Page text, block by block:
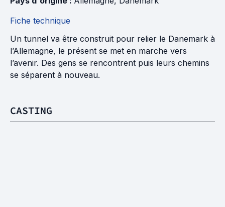
Fiche technique
Un tunnel va être construit pour relier le Danemark à
l’Allemagne, le présent se met en marche vers
l’avenir. Des gens se rencontrent puis leurs chemins
se séparent à nouveau.
CASTING